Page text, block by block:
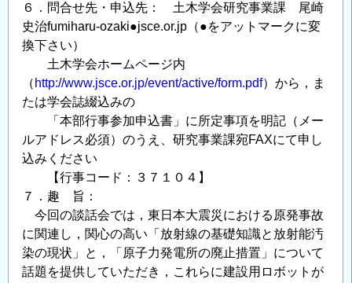
６．問合せ先・申込先： 土木学会研究事業課 尾崎
史治fumiharu-ozaki●jsce.or.jp（●をアットマークに変
換下さい）
土木学会ホームページ内
（ http://www.jsce.or.jp/event/active/form.pdf）から，ま
たは学会誌綴込みの
「本部行事参加申込書」に所定事項を明記（メー
ルアドレス必須）のうえ、研究事業課宛FAXにて申し
込みください
【行事コード：３７１０４】
７．趣 旨：
今回の談話会では，東日本大震災における原発事故
に関連し，関心の高い「放射線の基礎知識と放射能汚
染の現状」と，「原子力発電所の廃止措置」について
話題を提供していただき，これらに建設用ロボットが